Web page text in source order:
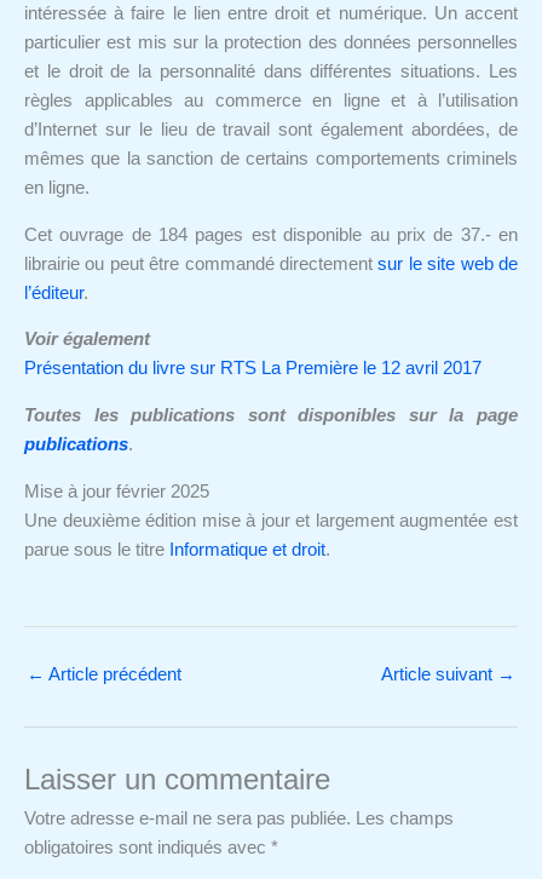
intéressée à faire le lien entre droit et numérique. Un accent
particulier est mis sur la protection des données personnelles
et le droit de la personnalité dans différentes situations. Les
règles applicables au commerce en ligne et à l’utilisation
d’Internet sur le lieu de travail sont également abordées, de
mêmes que la sanction de certains comportements criminels
en ligne.
Cet ouvrage de 184 pages est disponible au prix de 37.- en
librairie ou peut être commandé directementsur le site web de
l’éditeur.
Voir également
Présentation du livre sur RTS La Première le 12 avril 2017
Toutes les publications sont disponibles sur la page
publications.
Mise à jour février 2025
Une deuxième édition mise à jour et largement augmentée est
parue sous le titre Informatique et droit.
← Article précédent Article suivant →
Laisser un commentaire
Votre adresse e-mail ne sera pas publiée.
Les champs
obligatoires sont indiqués avec *